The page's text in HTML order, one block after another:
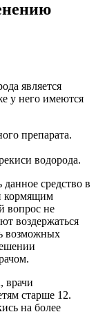
является
у него имеются
препарата.
водорода.
средство в
кормящим
вопрос не
воздержаться
возможных
врачи
старше 12.
на более